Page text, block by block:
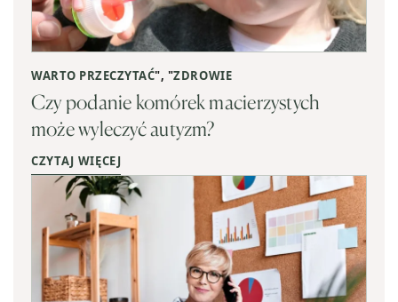
WARTO PRZECZYTAĆ", "ZDROWIE
Czy podanie komórek macierzystych
może wyleczyć autyzm?
CZYTAJ WIĘCEJ